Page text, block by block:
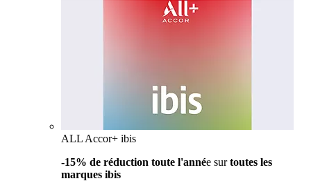
ALL Accor+ ibis
-15% de réduction toute l'année surtoutes les
marques ibis